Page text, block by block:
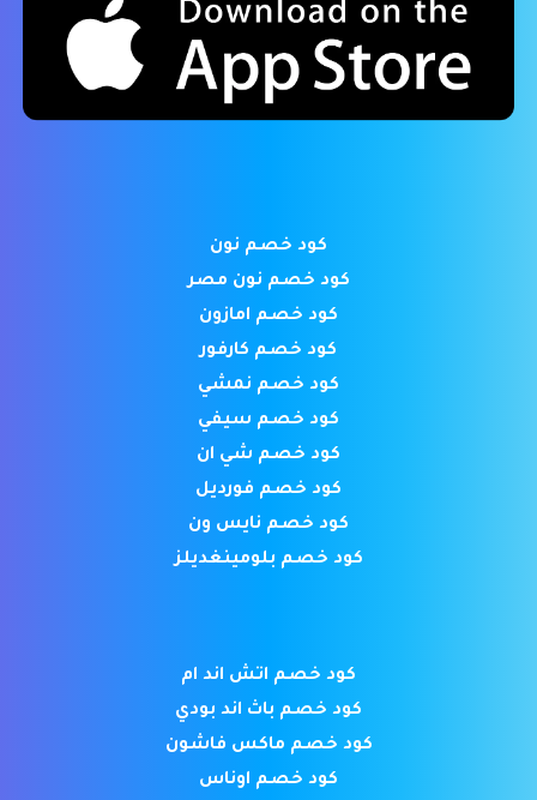
كود خصم نون
كود خصم نون مصر
كود خصم امازون
كود خصم كارفور
كود خصم نمشي
كود خصم سيفي
كود خصم شي ان
كود خصم فورديل
كود خصم نايس ون
كود خصم بلومينغديلز
كود خصم اتش اند ام
كود خصم باث اند بودي
كود خصم ماكس فاشون
كود خصم اوناس